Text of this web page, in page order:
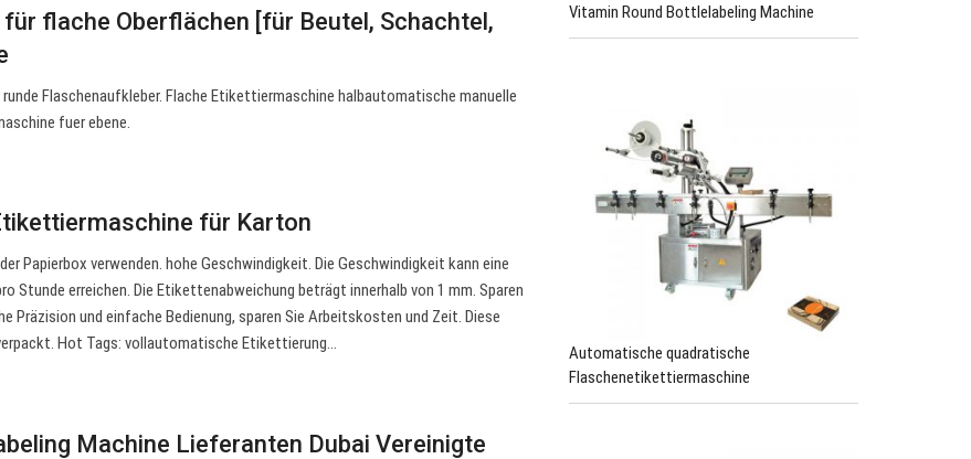
flache Oberflächen [für Beutel, Schachtel,
Flaschenaufkleber. Flache Etikettiermaschine halbautomatische manuelle
fuer ebene.
für Karton
Papierbox verwenden. hohe Geschwindigkeit. Die Geschwindigkeit kann eine
Stunde erreichen. Die Etikettenabweichung beträgt innerhalb von 1 mm. Sparen
Präzision und einfache Bedienung, sparen Sie Arbeitskosten und Zeit. Diese
Hot Tags: vollautomatische Etikettierung…
Machine Lieferanten Dubai Vereinigte
Vitamin Round Bottlelabeling Machine
Automatische quadratische
Flaschenetikettiermaschine